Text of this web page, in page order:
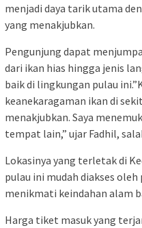
menjadi daya tarik utama
yang menakjubkan.
Pengunjung dapat
dari ikan hias hingga jenis
baik di lingkungan pulau
keanekaragaman ikan di
menakjubkan. Saya
tempat lain,” ujar Fadhil,
Lokasinya yang terletak di
pulau ini mudah diakses
menikmati keindahan alam
Harga tiket masuk yang